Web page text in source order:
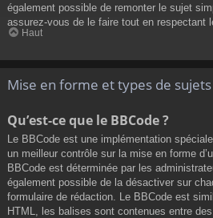
également possible de remonter le sujet
assurez-vous de le faire tout en respectant
Haut
Mise en forme et types de sujets
Qu’est-ce que le BBCode ?
Le BBCode est une implémentation
un meilleur contrôle sur la mise en forme
BBCode est déterminée par les
également possible de la désactiver sur
formulaire de rédaction. Le BBCode est
HTML, les balises sont contenues entre